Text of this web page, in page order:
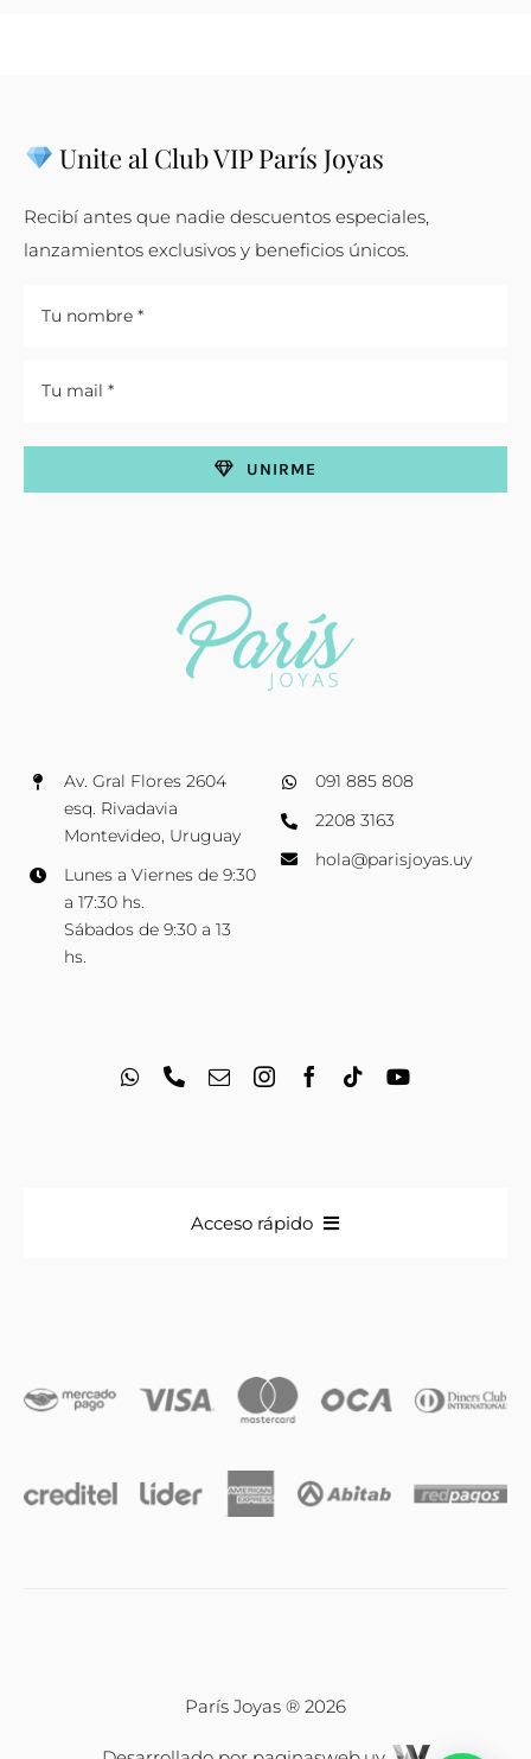
Av. Gral Flores 2604
esq. Rivadavia
Montevideo, Uruguay
Lunes a Viernes de 9:30
a 17:30 hs.
Sábados de 9:30 a 13
hs.
091 885 808
2208 3163
hola@parisjoyas.uy
Unite al Club VIP París Joyas
Recibí antes que nadie descuentos especiales,
lanzamientos exclusivos y beneficios únicos.
UNIRME
Acceso rápido
Iniciales
París Joyas ® 2026